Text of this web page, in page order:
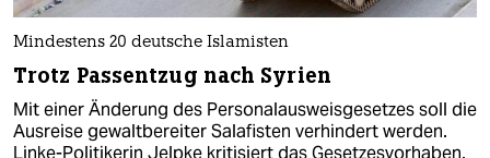
Mindestens 20 deutsche Islamisten
Trotz Passentzug nach Syrien
Mit einer Änderung des Personalausweisgesetzes soll die
Ausreise gewaltbereiter Salafisten verhindert werden.
Linke-Politikerin Jelpke kritisiert das Gesetzesvorhaben.